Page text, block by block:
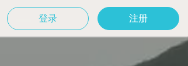
登录 注册